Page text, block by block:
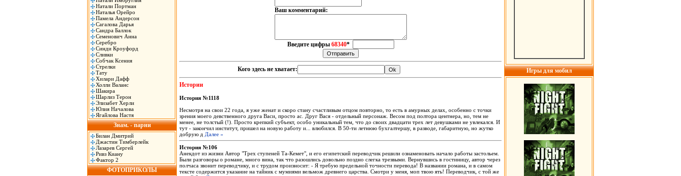
Натали Портман
Наталья Орейро
Памела Андерсон
Сагалова Дарья
Сандра Баллок
Семенович Анна
Серебро
Синди Кроуфорд
Сливки
Собчак Ксения
Стрелки
Тату
Хилари Дафф
Холли Валанс
Шакира
Шарлиз Терон
Элизабет Херли
Юлия Началова
Ягайлова Настя
Знам. - парни
Билан Дмитрий
Джастин Тимберлейк
Лазарев Сергей
Ривз Киану
Фактор 2
ФОТОПРИКОЛЫ
Ваш комментарий:
Введите цифры 68340*
Кого здесь не хватает:
Истории
История №1118
Несмотря на свои 22 года, я уже женат и скоро стану счастливым отцом повторно, то есть в амурных делах, особенно с точки
зрения моего девственного друга Васи, просто ас. Друг Вася - отдельный персонаж. Весом под полтора центнера, но, тем не
менее, не толстый (!). Просто крепкий субъект, особо уникальный тем, что до своих двадцати трех лет девушками не увлекался. И
тут - закончил институт, пришел на новую работу и... влюбился. В 50-ти летнюю бухгалтершу, в разводе, габаритную, но жутко
добрую д Далее »
История №106
Анекдот из жизни Автор "Трех ступеней Та-Кемет", и его египетский переводчик решили ознаменовать начало работы застольем.
Были разговоры о романе, много вина, так что разошлись довольно поздно слегка трезвыми. Вернувшись в гостиницу, автор через
полчаса звонит переводчику, и с трудом произносит: - Я требую предельной точности перевода! В названии романа, и в самом
тексте содержится указание на тайник с мумиями вельмож древнего царства. Смотри у меня, моп твою ять! Переводчик, с той же
Игры для мобил